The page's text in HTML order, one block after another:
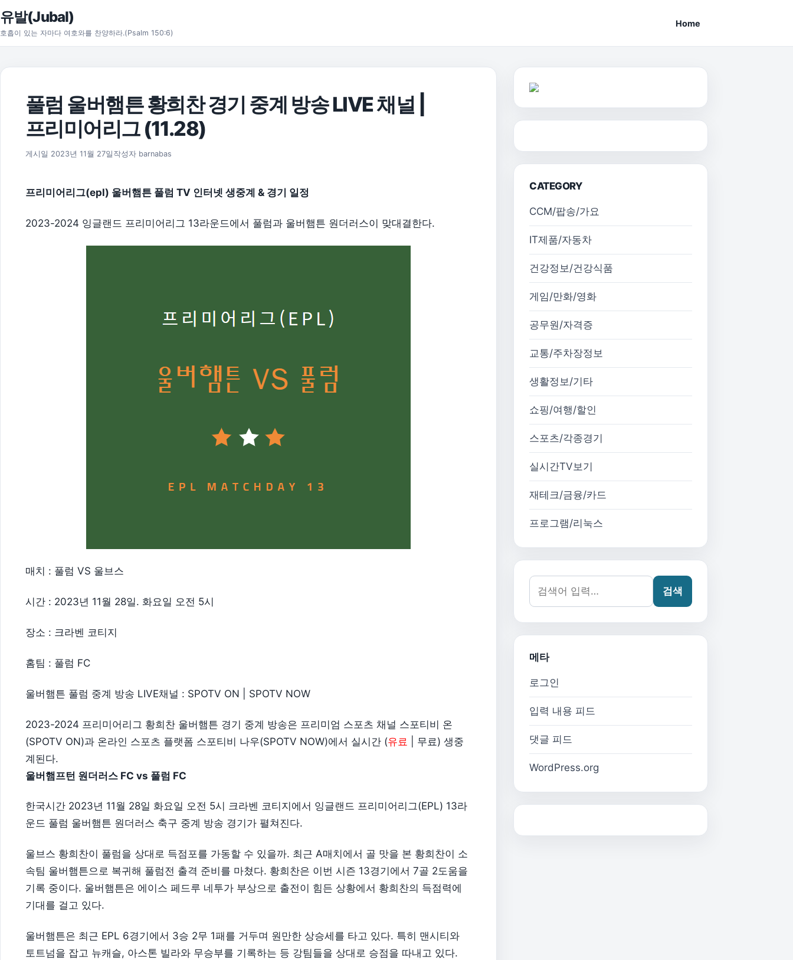
본문으로 건너뛰기
유발(Jubal)
호흡이 있는 자마다 여호와를 찬양하라.(Psalm 150:6)
Home
풀럼 울버햄튼 황희찬 경기 중계 방송 LIVE 채널 |
프리미어리그 (11.28)
게시일 2023년 11월 27일 2026년 8월 1일
작성자 barnabas
프리미어리그(epl) 울버햄튼 풀럼 TV 인터넷 생중계 & 경기 일정
2023-2024 잉글랜드 프리미어리그 13라운드에서 풀럼과 울버햄튼 원더러스이 맞대결한다.
매치 : 풀럼 VS 울브스
시간 : 2023년 11월 28일. 화요일 오전 5시
장소 : 크라벤 코티지
홈팀 : 풀럼 FC
울버햄튼 풀럼 중계 방송 LIVE채널 : SPOTV ON | SPOTV NOW
2023-2024 프리미어리그 황희찬 울버햄튼 경기 중계 방송은 프리미엄 스포츠 채널 스포티비 온
(SPOTV ON)과 온라인 스포츠 플랫폼 스포티비 나우(SPOTV NOW)에서 실시간 (유료 | 무료) 생중
계된다.
울버햄프턴 원더러스 FC vs 풀럼 FC
한국시간 2023년 11월 28일 화요일 오전 5시 크라벤 코티지에서 잉글랜드 프리미어리그(EPL) 13라
운드 풀럼 울버햄튼 원더러스 축구 중계 방송 경기가 펼쳐진다.
울브스 황희찬이 풀럼을 상대로 득점포를 가동할 수 있을까. 최근 A매치에서 골 맛을 본 황희찬이 소
속팀 울버햄튼으로 복귀해 풀럼전 출격 준비를 마쳤다. 황희찬은 이번 시즌 13경기에서 7골 2도움을
기록 중이다. 울버햄튼은 에이스 페드루 네투가 부상으로 출전이 힘든 상황에서 황희찬의 득점력에
기대를 걸고 있다.
울버햄튼은 최근 EPL 6경기에서 3승 2무 1패를 거두며 원만한 상승세를 타고 있다. 특히 맨시티와
토트넘을 잡고 뉴캐슬, 아스톤 빌라와 무승부를 기록하는 등 강팀들을 상대로 승점을 따내고 있다.
CATEGORY
CCM/팝송/가요
IT제품/자동차
건강정보/건강식품
게임/만화/영화
공무원/자격증
교통/주차장정보
생활정보/기타
쇼핑/여행/할인
스포츠/각종경기
실시간TV보기
재테크/금융/카드
프로그램/리눅스
검색어:
검색
메타
로그인
입력 내용 피드
댓글 피드
WordPress.org